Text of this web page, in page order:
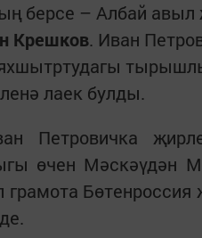
берсе – Албай
Крешков. Иван
лаек булды.
Петровичка
өчен Мәскәүдән
грамота